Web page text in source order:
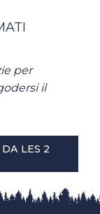
per
il
LES 2